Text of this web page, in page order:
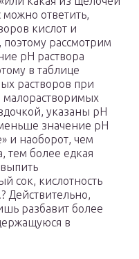
можно ответить,
кислот и
рассмотрим
рН раствора
в таблице
растворов при
указаны рН
значение pH
и наоборот, чем
тем более едкая
сок, кислотность
Действительно,
разбавит более
в